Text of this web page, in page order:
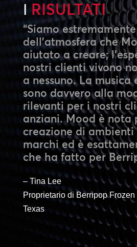
I RISULTATI
“Siamo
dell’atmosfera che
aiutato a creare;
nostri clienti vivono
a nessuno. La musica
sono davvero alla
rilevanti per i nostri
anziani. Mood è nota
creazione di
marchi ed è
che ha fatto per
– Tina Lee
Proprietario di Berripop
Texas